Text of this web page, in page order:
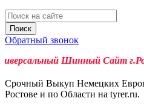
Поиск
Обратный звонок
Шинный Сайт
Срочный Выкуп Немецких
Ростове и по Области на tyrer.ru.